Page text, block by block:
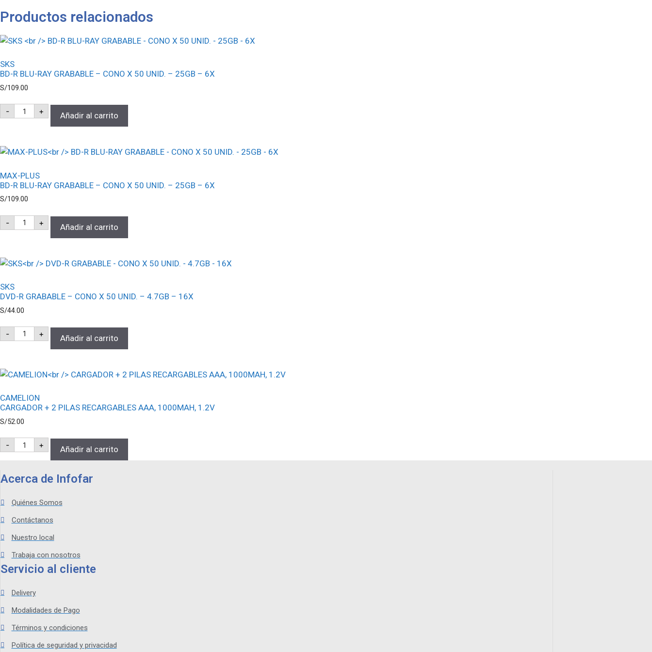
Productos relacionados
SKS
BD-R BLU-RAY GRABABLE – CONO X 50 UNID. – 25GB – 6X
S/109.00
- SKS
BD-
GRABABLE
-
X
50
UNID.
-
-
6X
cantidad
+ Añadir al carrito
MAX-PLUS
BD-R BLU-RAY GRABABLE – CONO X 50 UNID. – 25GB – 6X
S/109.00
- MAX-
PLUS
RAY
GRABABLE
CONO
X
50
UNID.
25GB
6X
+ Añadir al carrito
SKS
DVD-R GRABABLE – CONO X 50 UNID. – 4.7GB – 16X
S/44.00
- SKS
DVD-
CONO
X
UNID.
-
4.7GB
-
cantidad
+ Añadir al carrito
CAMELION
CARGADOR + 2 PILAS RECARGABLES AAA, 1000MAH, 1.2V
S/52.00
- CAMELION
CARGADOR
PILAS
RECARGABLES
1000MAH,
1.2V
cantidad
+ Añadir al carrito
Acerca de Infofar
Quiénes Somos
Contáctanos
Nuestro local
Trabaja con nosotros
Servicio al cliente
Delivery
Modalidades de Pago
Términos y condiciones
Política de seguridad y privacidad